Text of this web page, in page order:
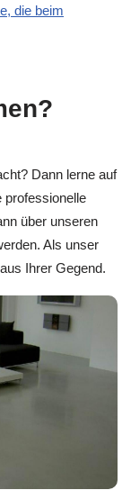
die beim
Dann lerne auf
professionelle
über unseren
Als unser
Ihrer Gegend.